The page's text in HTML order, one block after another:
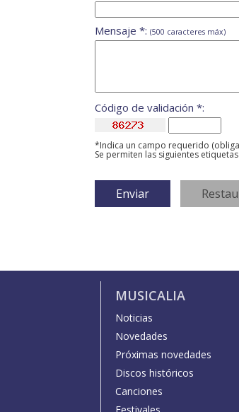
Mensaje *: (500 caracteres máx)
Código de validación *:
*Indica un campo requerido
Se permiten las siguientes
MUSICALIA
Noticias
Novedades
Próximas novedades
Discos históricos
Canciones